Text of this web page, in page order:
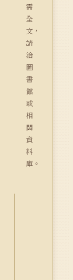
需
全
文，
請
洽
圖
書
館
或
相
關
資
料
庫。